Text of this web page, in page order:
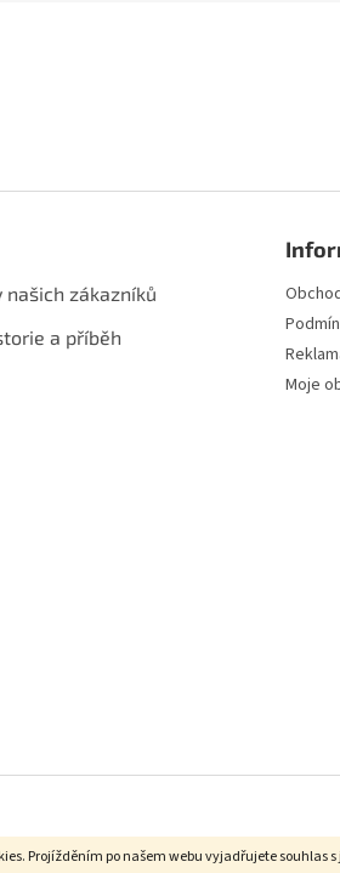
Projížděním po našem webu vyjadřujete
našich zákazníků
a příběh
Moje